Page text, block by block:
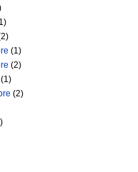
(1)
(2)
(1)
(2)